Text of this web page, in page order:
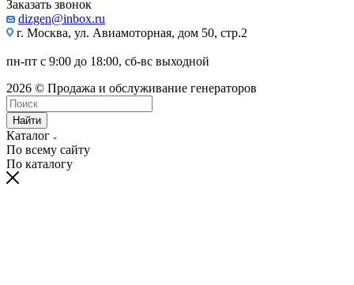
Заказать звонок
dizgen@inbox.ru
г. Москва, ул. Авиамоторная, дом 50, стр.2
пн-пт с 9:00 до 18:00, сб-вс выходной
2026 © Продажа и обслуживание генераторов
Найти
Каталог
По всему сайту
По каталогу